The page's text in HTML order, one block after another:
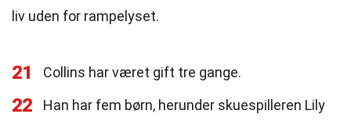
liv uden for rampelyset.
21 Collins har været gift tre gange.
22
Han har fem børn, herunder skuespilleren Lily